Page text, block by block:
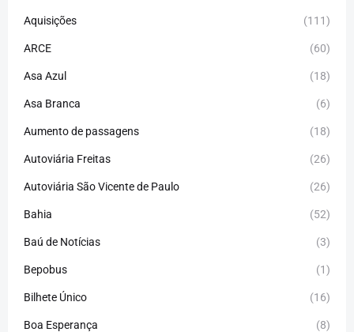
Aquisições (111)
ARCE (60)
Asa Azul (18)
Asa Branca (6)
Aumento de passagens (18)
Autoviária Freitas (26)
Autoviária São Vicente de Paulo (26)
Bahia (52)
Baú de Notícias (3)
Bepobus (1)
Bilhete Único (16)
Boa Esperança (8)